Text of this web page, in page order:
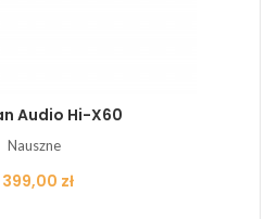
Audio Hi-X60
Nauszne
399,00 zł